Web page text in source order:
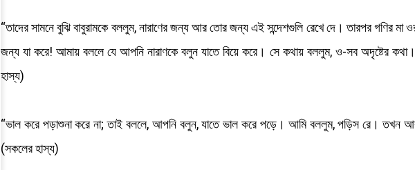
“তাদের সামনে বুঝি বাবুরামকে বললুম, নারাণের জন্য আর তোর জন্য এই সন্দেশগুলি রেখে দে। তারপর গণির মা
জন্য যা করে! আমায় বললে যে আপনি নারাণকে বলুন যাতে বিয়ে করে। সে কথায় বললুম, ও-সব অদৃষ্টের
হাস্য)
“ভাল করে পড়াশুনা করে না; তাই বললে, আপনি বলুন, যাতে ভাল করে পড়ে। আমি বললুম, পড়িস রে। তখন
(সকলের হাস্য)